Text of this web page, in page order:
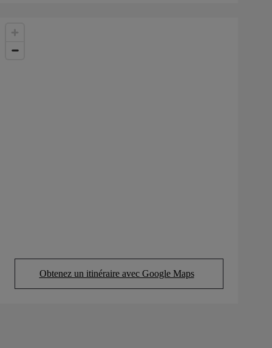
Obtenez un itinéraire avec Google Maps
(Opens in new tab)